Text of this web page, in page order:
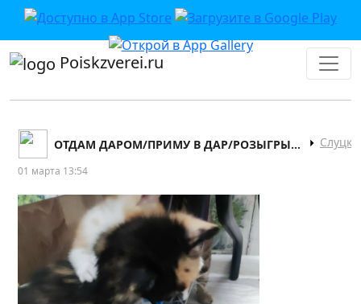
Poiskzverei.ru
ОТДАМ ДАРОМ/ПРИМУ В ДАР/РОЗЫГРЫШИ СЛУЦК Слуцк
01 марта 13:54